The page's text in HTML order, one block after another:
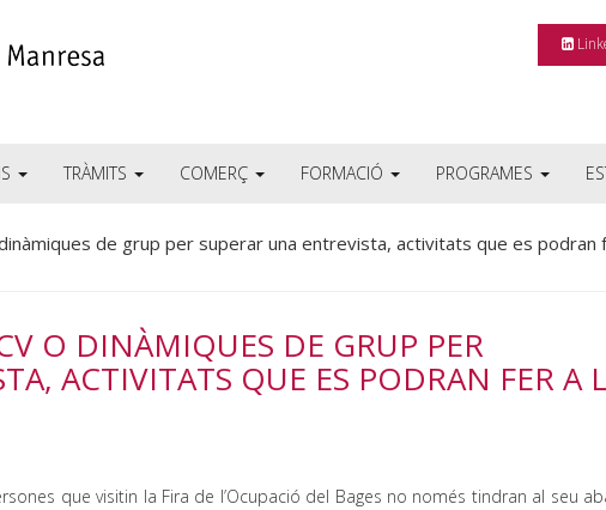
TRÀMITS COMERÇ FORMACIÓ PROGRAMES
de grup per superar una entrevista, activitats que es podran
O DINÀMIQUES DE GRUP PER
ACTIVITATS QUE ES PODRAN FER A
que visitin la Fira de l’Ocupació del Bages no només tindran al seu